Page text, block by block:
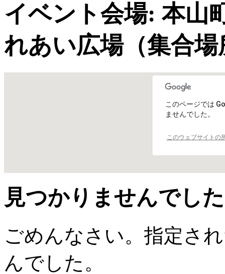
イベント会場:本山
れあい広場（集合場
このページでは
ませんでした。
このウェブサイトの
見つかりませんでした
ごめんなさい。指定さ
んでした。